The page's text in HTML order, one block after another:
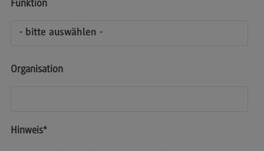
Modulangebot
Governance Sozialer Arbeit
Funktion
Organisation
Hinweis*